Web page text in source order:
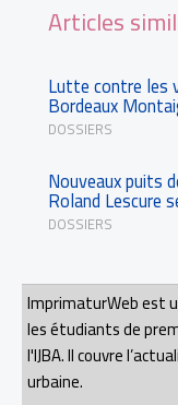
Articles
Lutte contre les
Bordeaux
DOSSIERS
Nouveaux puits
Roland Lescure
DOSSIERS
ImprimaturWeb est
les étudiants de
l'IJBA. Il couvre
urbaine.